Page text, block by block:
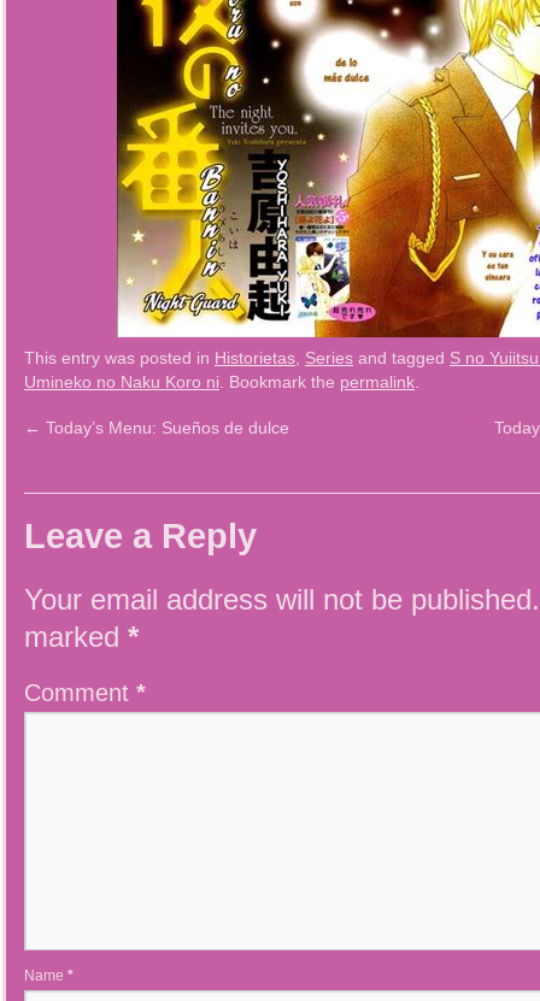
This entry was posted in Historietas Series and tagged S no
Umineko no Naku Koro ni . Bookmark the permalink
← Today’s Menu: Sueños de dulce
Leave a Reply
Your email address will not be published.
marked *
Comment *
Name *